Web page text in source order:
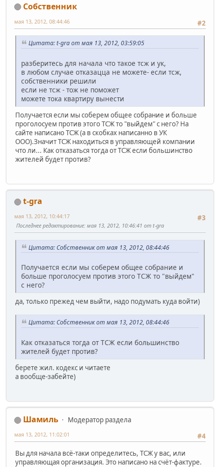
Собственник
#2
мая 13, 2012, 08:44:46
Цитата: t-gra от мая 13, 2012, 03:59:05
разберитесь для начала что такое тсж и ук,
в любом случае отказацца не можете- если тсж,
собственники решили
если не тсж - тож не поможет
можете тока квартиру вынести
Получается если мы соберем общее собрание и больше
проголосуем против этого ТСЖ то "выйдем" с него? На
сайте написано ТСЖ (а в скобках написанно в УК
ООО).Значит ТСЖ находиться в управляющей компании
что ли... Как отказаться тогда от ТСЖ если большинство
жителей будет против?
t-gra
#3
мая 13, 2012, 10:44:17
Последнее редактирование: мая 13, 2012, 10:46:41 от t-gra
Цитата: Собственник от мая 13, 2012, 08:44:46
Получается если мы соберем общее собрание и
больше проголосуем против этого ТСЖ то "выйдем"
с него?
да, только прежед чем выйти, надо подумать куда войти)
Цитата: Собственник от мая 13, 2012, 08:44:46
Как отказаться тогда от ТСЖ если большинство
жителей будет против?
берете жил. кодекс и читаете
а вообще-забейте)
Шамиль
Модератор раздела
#4
мая 13, 2012, 11:02:01
Вы для начала всё-таки определитесь, ТСЖ у вас, или
управляющая организация. Это написано на счёт-фактуре.